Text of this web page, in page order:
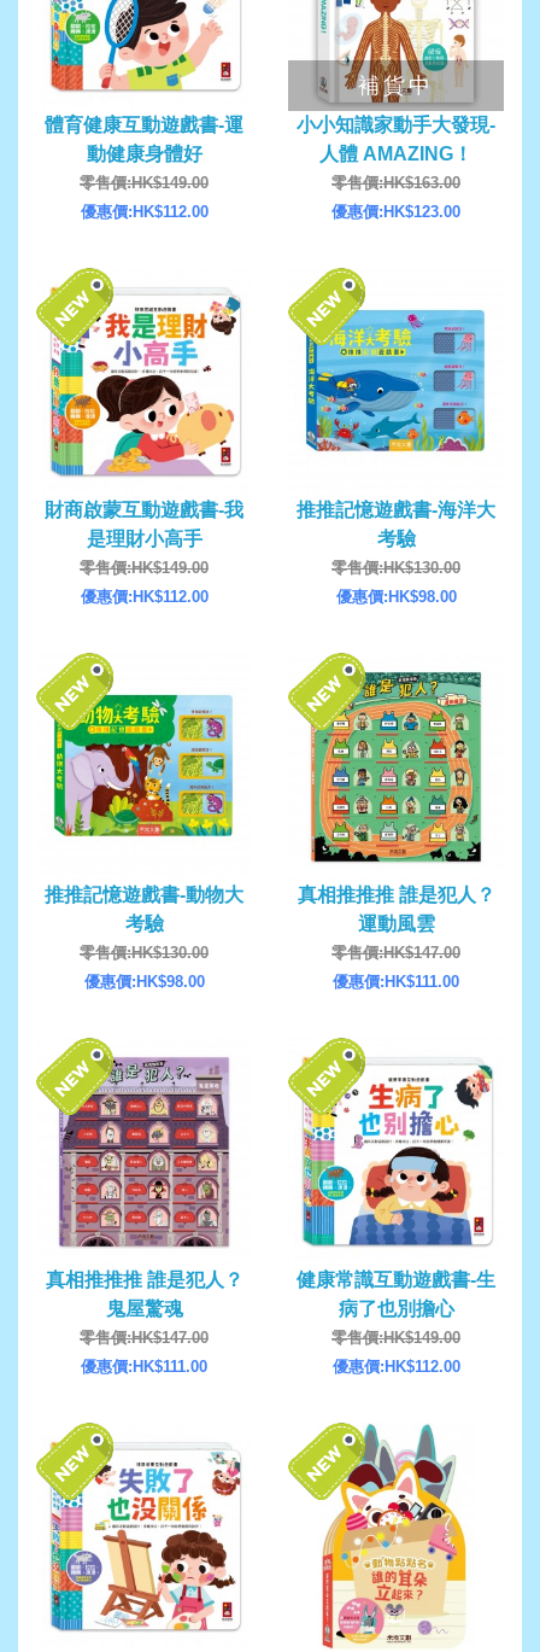
體育健康互動遊戲書-運
動健康身體好
零售價:HK$149.00
優惠價:HK$112.00
補貨中
小小知識家動手大發現-
人體 AMAZING！
零售價:HK$163.00
優惠價:HK$123.00
財商啟蒙互動遊戲書-我
是理財小高手
零售價:HK$149.00
優惠價:HK$112.00
推推記憶遊戲書-海洋大
考驗
零售價:HK$130.00
優惠價:HK$98.00
推推記憶遊戲書-動物大
考驗
零售價:HK$130.00
優惠價:HK$98.00
真相推推推 誰是犯人？
運動風雲
零售價:HK$147.00
優惠價:HK$111.00
真相推推推 誰是犯人？
鬼屋驚魂
零售價:HK$147.00
優惠價:HK$111.00
健康常識互動遊戲書-生
病了也別擔心
零售價:HK$149.00
優惠價:HK$112.00